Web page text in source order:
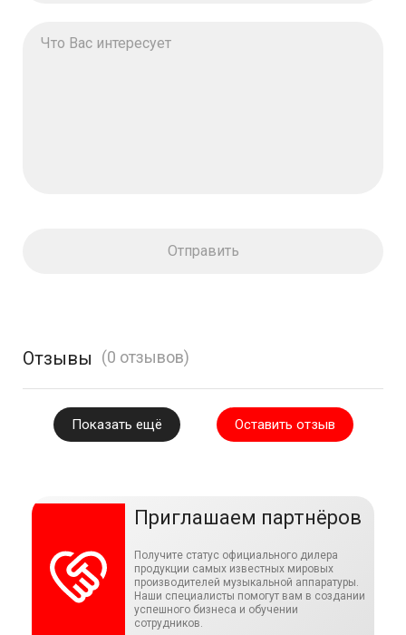
Отзывы (0 отзывов)
Оставить отзыв
Показать ещё
Приглашаем партнёров
Получите статус официального дилера
продукции самых известных мировых
производителей музыкальной аппаратуры.
Наши специалисты помогут вам в создании
успешного бизнеса и обучении
сотрудников.